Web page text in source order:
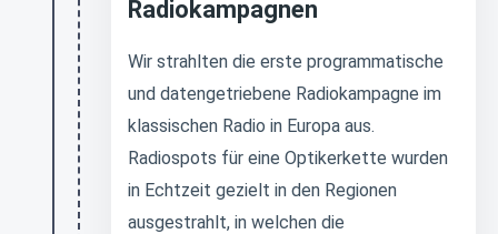
Radiokampagnen
Wir strahlten die erste programmatische
und datengetriebene Radiokampagne im
klassischen Radio in Europa aus.
Radiospots für eine Optikerkette wurden
in Echtzeit gezielt in den Regionen
ausgestrahlt, in welchen die